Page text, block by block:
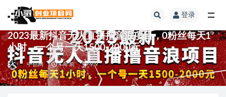
登录
2023最新抖音无人直播撸音浪项目，0粉丝每天1
小时，一个号一天1500-2000元
中创网 4 年前 9.9